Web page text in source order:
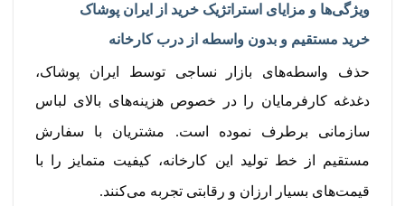
ویژگی‌ها و مزایای استراتژیک خرید از ایران پوشاک
خرید مستقیم و بدون واسطه از درب کارخانه
حذف واسطه‌های بازار نساجی توسط ایران پوشاک،
دغدغه کارفرمایان را در خصوص هزینه‌های بالای لباس
سازمانی برطرف نموده است. مشتریان با سفارش
مستقیم از خط تولید این کارخانه، کیفیت متمایز را با
قیمت‌های بسیار ارزان و رقابتی تجربه می‌کنند.